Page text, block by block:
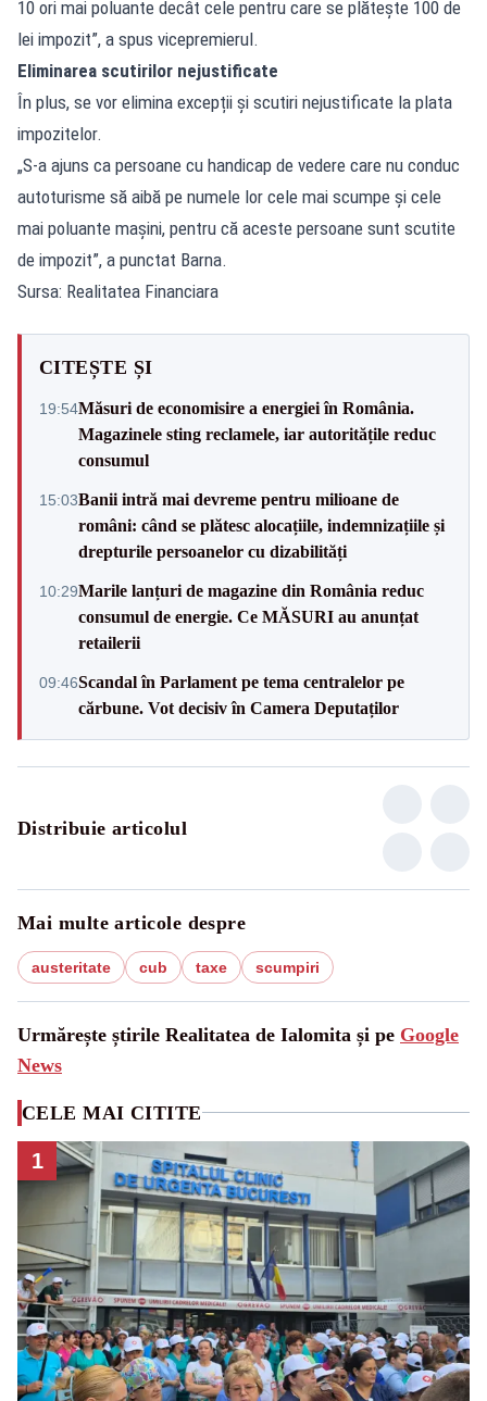
10 ori mai poluante decât cele pentru care se plătește 100 de
lei impozit”, a spus vicepremierul.
Eliminarea scutirilor nejustificate
În plus, se vor elimina excepții și scutiri nejustificate la plata
impozitelor.
„S-a ajuns ca persoane cu handicap de vedere care nu conduc
autoturisme să aibă pe numele lor cele mai scumpe și cele
mai poluante mașini, pentru că aceste persoane sunt scutite
de impozit”, a punctat Barna.
Sursa: Realitatea Financiara
CITEȘTE ȘI
19:54Măsuri de economisire a energiei în România.
Magazinele sting reclamele, iar autoritățile reduc
consumul
15:03Banii intră mai devreme pentru milioane de
români: când se plătesc alocațiile, indemnizațiile și
drepturile persoanelor cu dizabilități
10:29Marile lanțuri de magazine din România reduc
consumul de energie. Ce MĂSURI au anunțat
retailerii
09:46Scandal în Parlament pe tema centralelor pe
cărbune. Vot decisiv în Camera Deputaților
Distribuie articolul
Mai multe articole despre
austeritate cub taxe scumpiri
Urmărește știrile Realitatea de Ialomita și pe Google
News
CELE MAI CITITE
1